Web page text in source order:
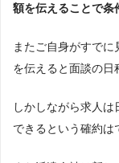
額を伝えることで条
またご自身がすで
を伝えると面談の日
しかしながら求人
できるという確約は